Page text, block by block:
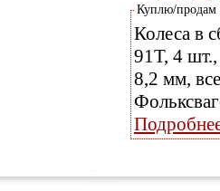
Куплю/
Колеса в
91T, 4
8,2 мм,